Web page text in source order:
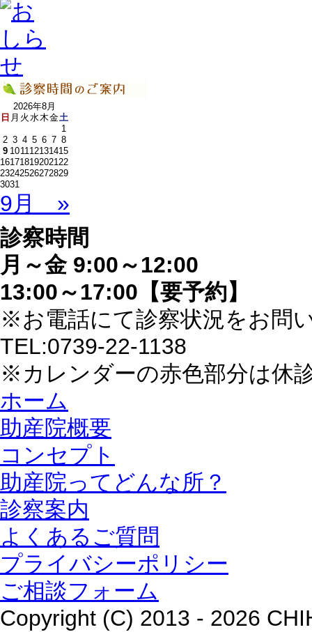
2026年8月
日 月 火 水木金土
1
2 3 4 5 6 7 8
9 101112131415
16171819202122
23242526272829
3031
9月 »
診察時間
月～金 9:00～12:00
13:00～17:00【要予約】
※お電話にて診察状況をお問
TEL:0739-22-1138
※カレンダーの赤色部分は休
ホーム
助産院概要
コンセプト
助産院ってどんな所？
診察案内
よくあるご質問
プライバシーポリシー
ご相談フォーム
Copyright (C) 2013 - 2026